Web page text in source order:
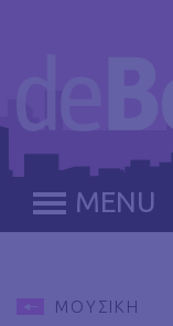
MENU
ΜΟΥΣΙΚΗ